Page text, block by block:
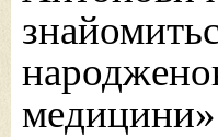
медицини»